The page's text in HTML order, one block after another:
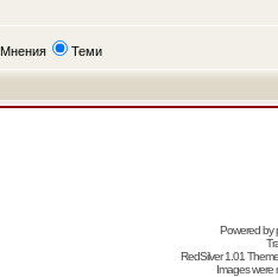
Мнения Теми
Powered by
RedSilver 1.01
Images were